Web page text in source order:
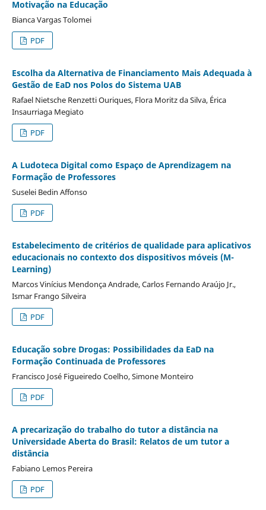
Motivação na Educação
Bianca Vargas Tolomei
PDF
Escolha da Alternativa de Financiamento Mais Adequada à
Gestão de EaD nos Polos do Sistema UAB
Rafael Nietsche Renzetti Ouriques, Flora Moritz da Silva, Érica
Insaurriaga Megiato
PDF
A Ludoteca Digital como Espaço de Aprendizagem na
Formação de Professores
Suselei Bedin Affonso
PDF
Estabelecimento de critérios de qualidade para aplicativos
educacionais no contexto dos dispositivos móveis (M-
Learning)
Marcos Viní­cius Mendonça Andrade, Carlos Fernando Araújo Jr.,
Ismar Frango Silveira
PDF
Educação sobre Drogas: Possibilidades da EaD na
Formação Continuada de Professores
Francisco José Figueiredo Coelho, Simone Monteiro
PDF
A precarização do trabalho do tutor a distância na
Universidade Aberta do Brasil: Relatos de um tutor a
distância
Fabiano Lemos Pereira
PDF